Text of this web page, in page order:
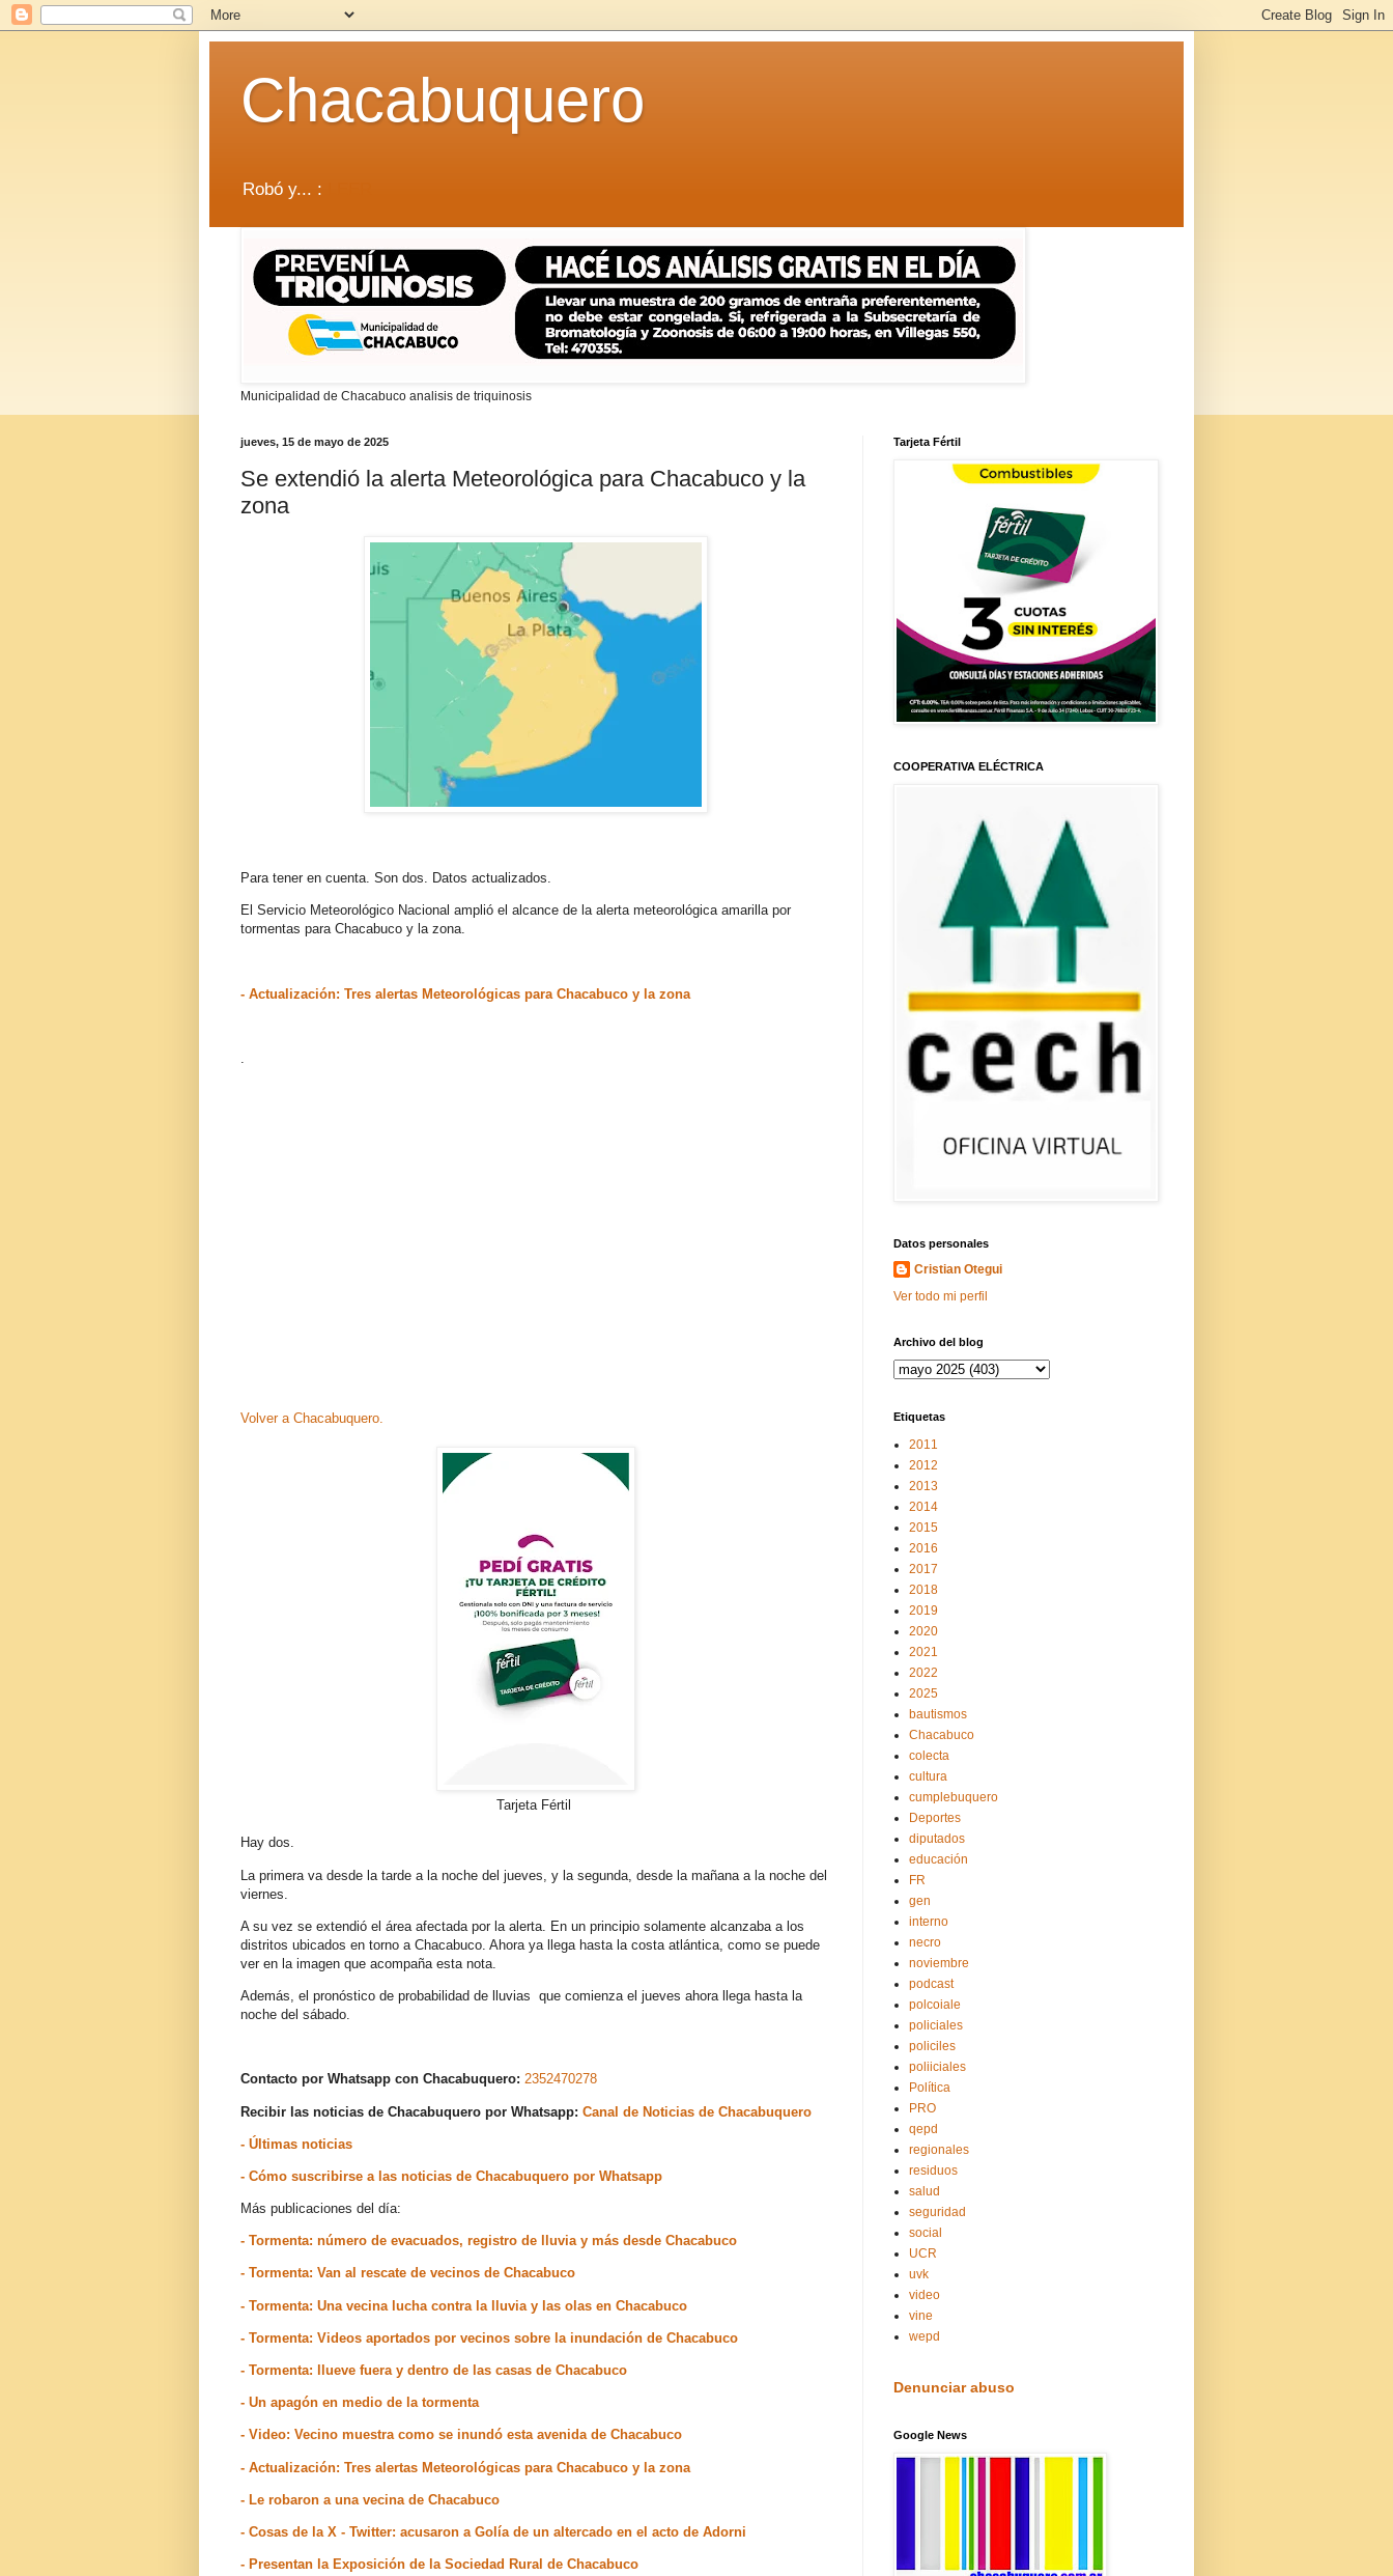
Chacabuquero
Robó y... :
Municipalidad de Chacabuco analisis de triquinosis
jueves, 15 de mayo de 2025
Se extendió la alerta Meteorológica para Chacabuco y la
zona
Para tener en cuenta. Son dos. Datos actualizados.
El Servicio Meteorológico Nacional amplió el alcance de la alerta meteorológica amarilla por
tormentas para Chacabuco y la zona.
- Actualización: Tres alertas Meteorológicas para Chacabuco y la zona
.
Volver a Chacabuquero.
Tarjeta Fértil
Hay dos.
La primera va desde la tarde a la noche del jueves, y la segunda, desde la mañana a la noche del
viernes.
A su vez se extendió el área afectada por la alerta. En un principio solamente alcanzaba a los
distritos ubicados en torno a Chacabuco. Ahora ya llega hasta la costa atlántica, como se puede
ver en la imagen que acompaña esta nota.
Además, el pronóstico de probabilidad de lluvias que comienza el jueves ahora llega hasta la
noche del sábado.
Contacto por Whatsapp con Chacabuquero: 2352470278
Recibir las noticias de Chacabuquero por Whatsapp: Canal de Noticias de Chacabuquero
- Últimas noticias
- Cómo suscribirse a las noticias de Chacabuquero por Whatsapp
Más publicaciones del día:
- Tormenta: número de evacuados, registro de lluvia y más desde Chacabuco
- Tormenta: Van al rescate de vecinos de Chacabuco
- Tormenta: Una vecina lucha contra la lluvia y las olas en Chacabuco
- Tormenta: Videos aportados por vecinos sobre la inundación de Chacabuco
- Tormenta: llueve fuera y dentro de las casas de Chacabuco
- Un apagón en medio de la tormenta
- Video: Vecino muestra como se inundó esta avenida de Chacabuco
- Actualización: Tres alertas Meteorológicas para Chacabuco y la zona
- Le robaron a una vecina de Chacabuco
- Cosas de la X - Twitter: acusaron a Golía de un altercado en el acto de Adorni
- Presentan la Exposición de la Sociedad Rural de Chacabuco
Tarjeta Fértil
COOPERATIVA ELÉCTRICA
Datos personales
Cristian Otegui
Ver todo mi perfil
Archivo del blog
Etiquetas
2011
2012
2013
2014
2015
2016
2017
2018
2019
2020
2021
2022
2025
bautismos
Chacabuco
colecta
cultura
cumplebuquero
Deportes
diputados
educación
FR
gen
interno
necro
noviembre
podcast
polcoiale
policiales
policiles
poliiciales
Política
PRO
qepd
regionales
residuos
salud
seguridad
social
UCR
uvk
video
vine
wepd
Denunciar abuso
Google News